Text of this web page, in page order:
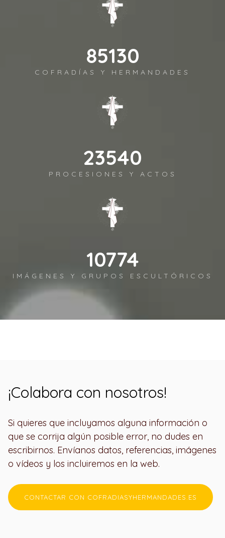
96480
COFRADÍAS Y HERMANDADES
26679
PROCESIONES Y ACTOS
12211
IMÁGENES Y GRUPOS ESCULTÓRICOS
¡Colabora con nosotros!
Si quieres que incluyamos alguna información o
que se corrija algún posible error, no dudes en
escribirnos. Envíanos datos, referencias, imágenes
o vídeos y los incluiremos en la web.
CONTACTAR CON COFRADIASYHERMANDADES.ES